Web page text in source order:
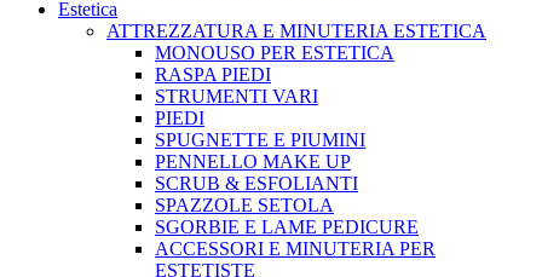
Estetica
ATTREZZATURA E MINUTERIA ESTETICA
MONOUSO PER ESTETICA
RASPA PIEDI
STRUMENTI VARI
PIEDI
SPUGNETTE E PIUMINI
PENNELLO MAKE UP
SCRUB & ESFOLIANTI
SPAZZOLE SETOLA
SGORBIE E LAME PEDICURE
ACCESSORI E MINUTERIA PER
ESTETISTE